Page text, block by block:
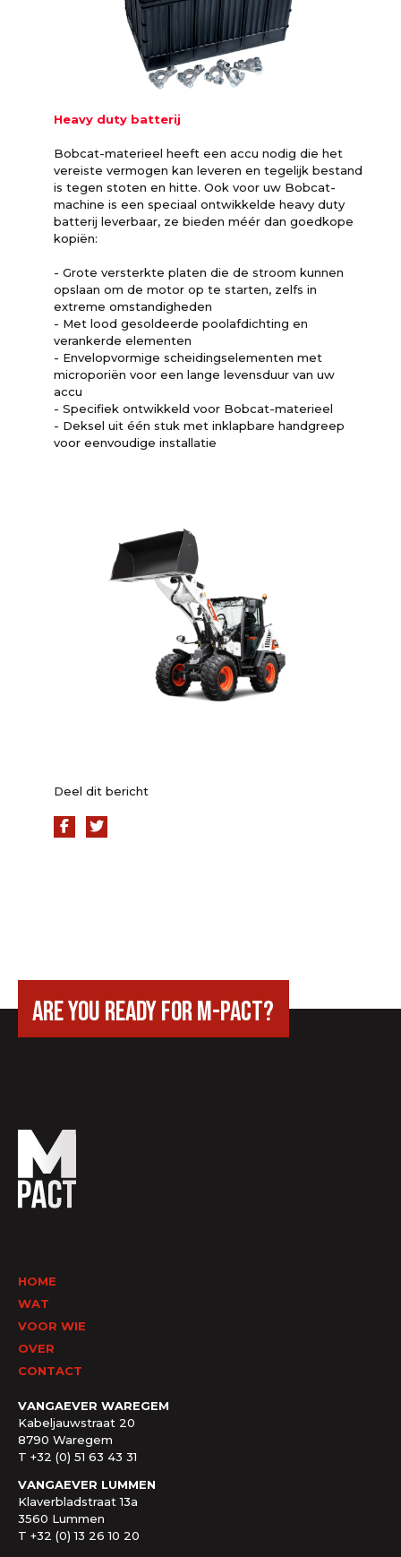
Heavy duty batterij
Bobcat-materieel heeft een accu nodig die het
vereiste vermogen kan leveren en tegelijk bestand
is tegen stoten en hitte. Ook voor uw Bobcat-
machine is een speciaal ontwikkelde heavy duty
batterij leverbaar, ze bieden méér dan goedkope
kopiën:
- Grote versterkte platen die de stroom kunnen
opslaan om de motor op te starten, zelfs in
extreme omstandigheden
- Met lood gesoldeerde poolafdichting en
verankerde elementen
- Envelopvormige scheidingselementen met
microporiën voor een lange levensduur van uw
accu
- Specifiek ontwikkeld voor Bobcat-materieel
- Deksel uit één stuk met inklapbare handgreep
voor eenvoudige installatie
Deel dit bericht
are you ready for m-pact?
HOME
WAT
VOOR WIE
OVER
CONTACT
VANGAEVER WAREGEM
Kabeljauwstraat 20
8790 Waregem
T +32 (0) 51 63 43 31
VANGAEVER LUMMEN
Klaverbladstraat 13a
3560 Lummen
T +32 (0) 13 26 10 20